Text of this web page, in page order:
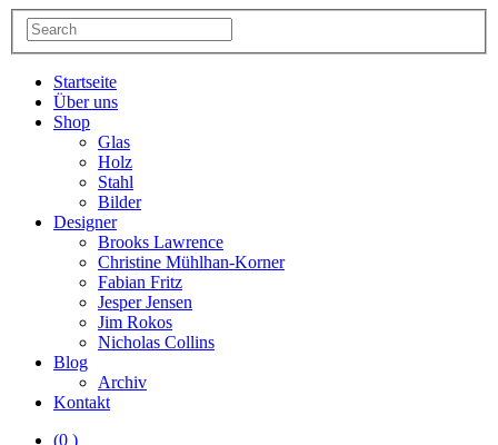
Startseite
Über uns
Shop
Glas
Holz
Stahl
Bilder
Designer
Brooks Lawrence
Christine Mühlhan-Korner
Fabian Fritz
Jesper Jensen
Jim Rokos
Nicholas Collins
Blog
Archiv
Kontakt
(0 )